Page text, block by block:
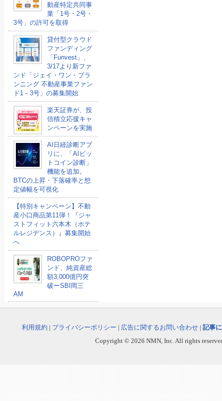
動産特定共同事
業「1号・2号・
3号」の許可を取得
貸付型クラウド
ファンディング
「Funvest」、
3/17より新ファ
ンド「ジェイ・ワン・プラ
ンニング 不動産事業ファン
ド1－3号」の募集開始
楽天証券が、投
信積立応援キャ
ンペーンを実施
AI日経診断アプ
リに、「AIビッ
トコイン診断」
機能を追加。
BTCの上昇・下落確率と想
定値幅を可視化
【特別キャンペーン】不動
産小口商品第11弾！『ジャ
ストフィット六本木（ホテ
ルレジデンス）』募集開始
へ
ROBOPROファ
ンド、純資産総
額3,000億円突
破ーSBI岡三
AM
利用規約 | プライバシーポリシー | 広告に関するお問い合わせ | 記事
Copyright © 2026 NMN, Inc. All rights